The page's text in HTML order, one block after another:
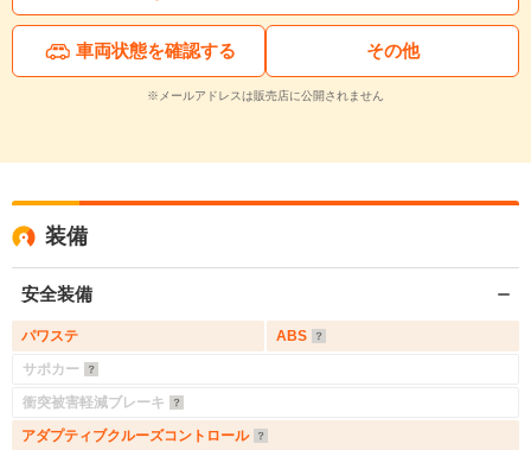
車両状態を確認する その他
※メールアドレスは販売店に公開されません
装備
安全装備
パワステ
ABS
サポカー
衝突被害軽減ブレーキ
アダプティブクルーズコントロール